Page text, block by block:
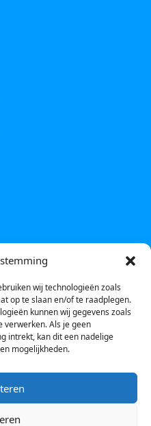
wij technologieën zoals
op te slaan en/of te raadplegen.
kunnen wij gegevens zoals
verwerken. Als je geen
intrekt, kan dit een nadelige
mogelijkheden.